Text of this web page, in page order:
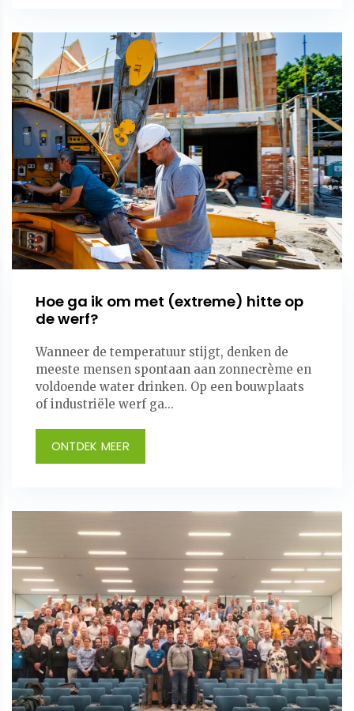
Hoe ga ik om met (extreme) hitte op
de werf?
Wanneer de temperatuur stijgt, denken de
meeste mensen spontaan aan zonnecrème en
voldoende water drinken. Op een bouwplaats
of industriële werf ga...
ONTDEK MEER